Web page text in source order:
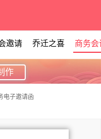
邀请 乔迁之喜 商务会
作
电子邀请函